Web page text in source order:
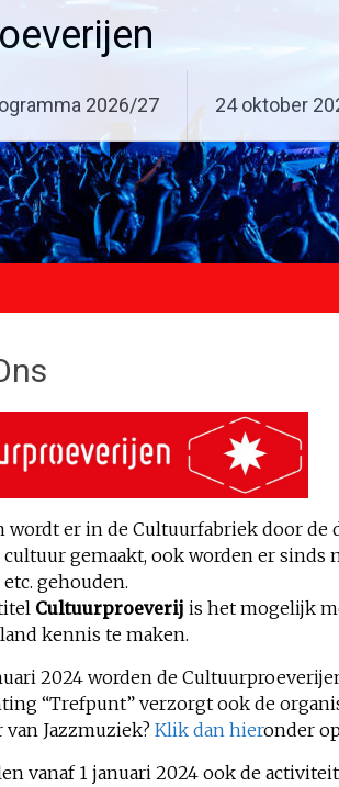
2026/27 24 oktober
wordt er in de Cultuurfabriek door de
cultuur gemaakt, ook worden er
gehouden.
Cultuurproeverij is het mogelijk
kennis te maken.
2024 worden de
“Trefpunt” verzorgt ook de
Jazzmuziek? Klik dan hieronder
vanaf 1 januari 2024 ook de